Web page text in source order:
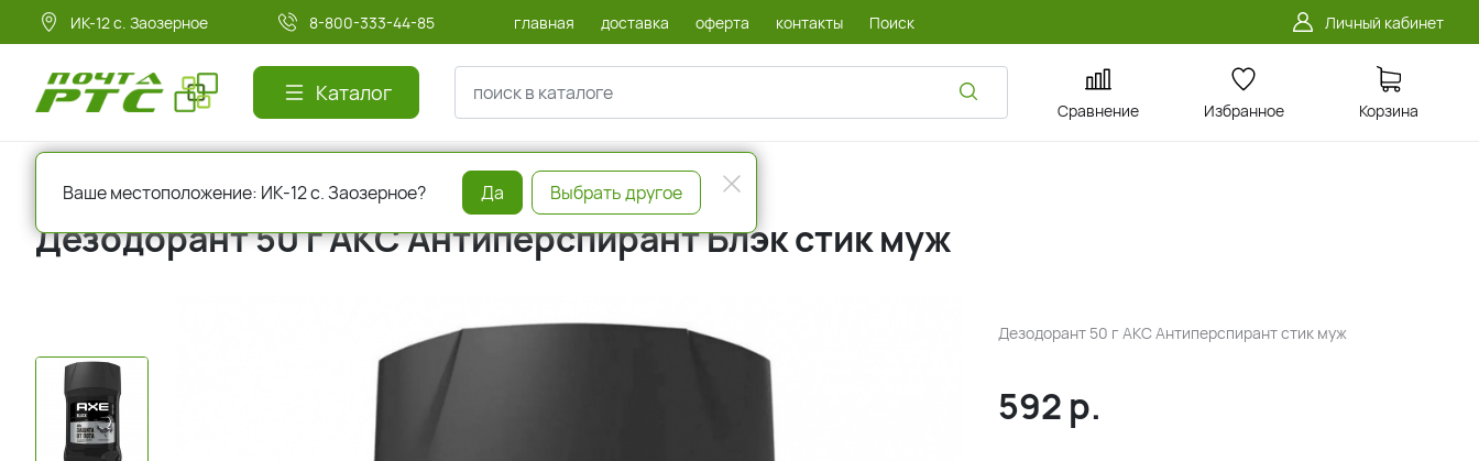
ИК-12 с. Заозерное 8-800-333-44-85 главная доставка оферта контакты Поиск Личный кабинет
Каталог
Сравнение Избранное Корзина
Дезодорант 50 г АКС Антиперспирант Блэк стик муж
Дезодорант 50 г АКС Антиперспирант стик муж
592 р.
Ваше местоположение: ИК-12 с. Заозерное? Да Выбрать другое